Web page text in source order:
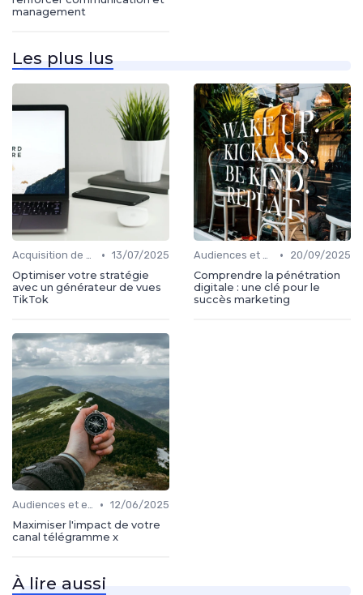
management
Les plus lus
Acquisition de médias • 13/07/2025
Optimiser votre stratégie
avec un générateur de vues
TikTok
Audiences et engagement •
20/09/2025
Comprendre la pénétration
digitale : une clé pour le
succès marketing
Audiences et engagement • 12/06/2025
Maximiser l'impact de votre
canal télégramme x
À lire aussi